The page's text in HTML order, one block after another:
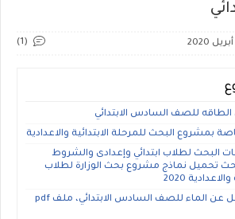
(1)
للصف السادس الابتدائي
بمشروع البحث للمرحلة الابتدائية والاعدادية
البحث لطلاب ابتدائي وإعدادى والشروط
تحميل نماذج مشروع بحث الوزارة لطلاب
2020
مشروع بحث كامل عن الماء للصف السادس الابتدائي، ملف pdf